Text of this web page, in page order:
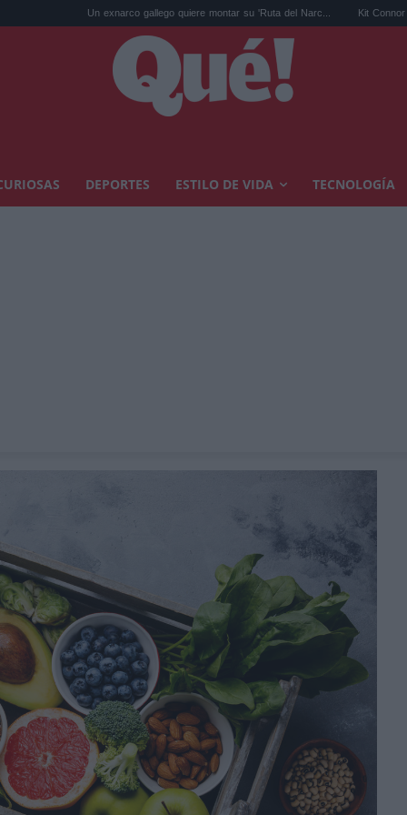
exnarco gallego quiere montar su 'Ruta del Narc... Kit Connor será Cíclope en los
DEPORTES ESTILO DE VIDA TECNOLOGÍA